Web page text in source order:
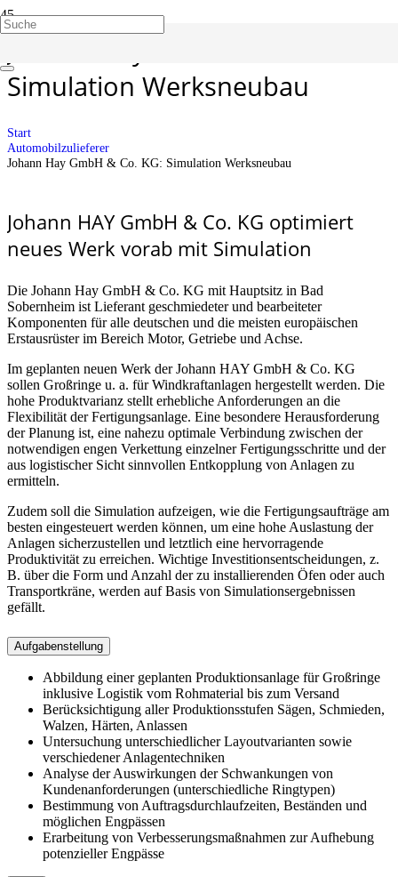
Simulation Werksneubau
Start
Automobilzulieferer
Johann Hay GmbH & Co. KG: Simulation Werksneubau
Johann HAY GmbH & Co. KG optimiert
neues Werk vorab mit Simulation
Die Johann Hay GmbH & Co. KG mit Hauptsitz in Bad
Sobernheim ist Lieferant geschmiedeter und bearbeiteter
Komponenten für alle deutschen und die meisten europäischen
Erstausrüster im Bereich Motor, Getriebe und Achse.
Im geplanten neuen Werk der Johann HAY GmbH & Co. KG
sollen Großringe u. a. für Windkraftanlagen hergestellt werden. Die
hohe Produktvarianz stellt erhebliche Anforderungen an die
Flexibilität der Fertigungsanlage. Eine besondere Herausforderung
der Planung ist, eine nahezu optimale Verbindung zwischen der
notwendigen engen Verkettung einzelner Fertigungsschritte und der
aus logistischer Sicht sinnvollen Entkopplung von Anlagen zu
ermitteln.
Zudem soll die Simulation aufzeigen, wie die Fertigungsaufträge am
besten eingesteuert werden können, um eine hohe Auslastung der
Anlagen sicherzustellen und letztlich eine hervorragende
Produktivität zu erreichen. Wichtige Investitionsentscheidungen, z.
B. über die Form und Anzahl der zu installierenden Öfen oder auch
Transportkräne, werden auf Basis von Simulationsergebnissen
gefällt.
Aufgabenstellung
Abbildung einer geplanten Produktionsanlage für Großringe
inklusive Logistik vom Rohmaterial bis zum Versand
Berücksichtigung aller Produktionsstufen Sägen, Schmieden,
Walzen, Härten, Anlassen
Untersuchung unterschiedlicher Layoutvarianten sowie
verschiedener Anlagentechniken
Analyse der Auswirkungen der Schwankungen von
Kundenanforderungen (unterschiedliche Ringtypen)
Bestimmung von Auftragsdurchlaufzeiten, Beständen und
möglichen Engpässen
Erarbeitung von Verbesserungsmaßnahmen zur Aufhebung
potenzieller Engpässe